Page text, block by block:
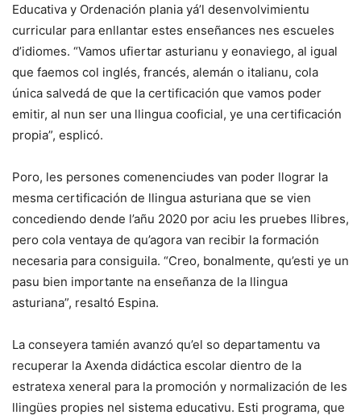
Educativa y Ordenación plania yá’l desenvolvimientu
curricular para enllantar estes enseñances nes escueles
d’idiomes. “Vamos ufiertar asturianu y eonaviego, al igual
que faemos col inglés, francés, alemán o italianu, cola
única salvedá de que la certificación que vamos poder
emitir, al nun ser una llingua cooficial, ye una certificación
propia”, esplicó.
Poro, les persones comenenciudes van poder llograr la
mesma certificación de llingua asturiana que se vien
concediendo dende l’añu 2020 por aciu les pruebes llibres,
pero cola ventaya de qu’agora van recibir la formación
necesaria para consiguila. “Creo, bonalmente, qu’esti ye un
pasu bien importante na enseñanza de la llingua
asturiana”, resaltó Espina.
La conseyera tamién avanzó qu’el so departamentu va
recuperar la Axenda didáctica escolar dientro de la
estratexa xeneral para la promoción y normalización de les
llingües propies nel sistema educativu. Esti programa, que